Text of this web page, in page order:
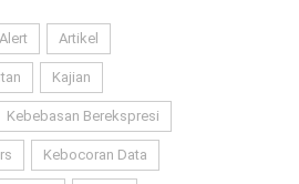
Alert Artikel
Kajian
Kebebasan Berekspresi
Kebocoran Data